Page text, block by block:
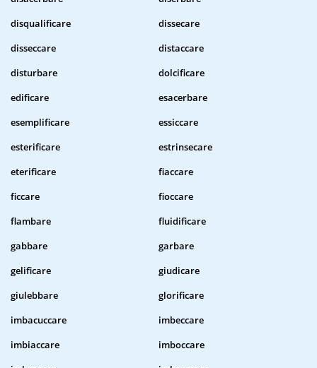
disqualificare
dissecare
disseccare
distaccare
disturbare
dolcificare
edificare
esacerbare
esemplificare
essiccare
esterificare
estrinsecare
eterificare
fiaccare
ficcare
fioccare
flambare
fluidificare
gabbare
garbare
gelificare
giudicare
giulebbare
glorificare
imbacuccare
imbeccare
imbiaccare
imboccare